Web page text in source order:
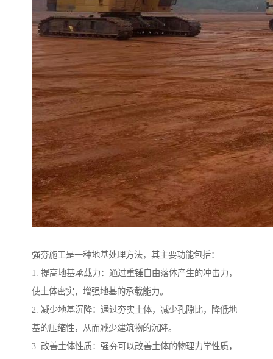
强夯施工是一种地基处理方法，其主要功能包括：
1. 提高地基承载力：通过重锤自由落体产生的冲击力，
使土体密实，增强地基的承载能力。
2. 减少地基沉降：通过夯实土体，减少孔隙比，降低地
基的压缩性，从而减少建筑物的沉降。
3. 改善土体性质：强夯可以改善土体的物理力学性质，